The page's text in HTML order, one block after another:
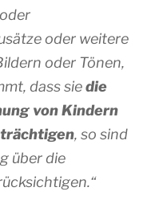
oder weitere
oder Tönen,
dass siedie
von Kindern
, so sind
über die